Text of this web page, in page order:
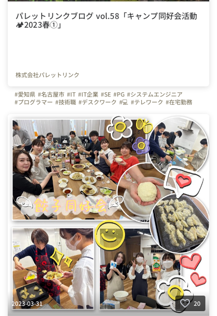
パレットリンクブログ vol.58「キャンプ同好会活動
🏕️2023春①」
株式会社パレットリンク
#愛知県 #名古屋市 #IT #IT企業 #SE #PG #システムエンジニア
#プログラマー #技術職 #デスクワーク #💻 #テレワーク #在宅勤務
#完全週休２日制 #土日休み #祝日休み #休日 #休日の過ごし方
#キャンプ #同好会 #同好会活動 #🏕️ #飲み会 #🍻 #会社の雰囲気
#明るい #写真で伝える会社の雰囲気 #繋がりを大切に
#色とりどりの未来をITで #パレットリンク #パレットリンクブログ
2023-03-31 20